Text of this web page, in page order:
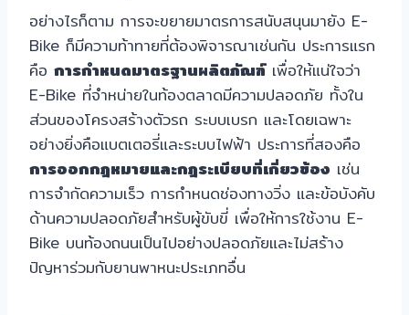
อย่างไรก็ตาม การจะขยายมาตรการสนับสนุนมายัง E-
Bike ก็มีความท้าทายที่ต้องพิจารณาเช่นกัน ประการแรก
คือ การกำหนดมาตรฐานผลิตภัณฑ์เพื่อให้แน่ใจว่า
E-Bike ที่จำหน่ายในท้องตลาดมีความปลอดภัย ทั้งใน
ส่วนของโครงสร้างตัวรถ ระบบเบรก และโดยเฉพาะ
อย่างยิ่งคือแบตเตอรี่และระบบไฟฟ้า ประการที่สองคือ
การออกกฎหมายและกฎระเบียบที่เกี่ยวข้อง เช่น
การจำกัดความเร็ว การกำหนดช่องทางวิ่ง และข้อบังคับ
ด้านความปลอดภัยสำหรับผู้ขับขี่ เพื่อให้การใช้งาน E-
Bike บนท้องถนนเป็นไปอย่างปลอดภัยและไม่สร้าง
ปัญหาร่วมกับยานพาหนะประเภทอื่น